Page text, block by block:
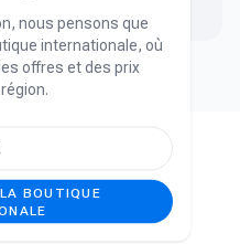
pour
nous pensons que
internationale, où
offres et des prix
BOUTIQUE